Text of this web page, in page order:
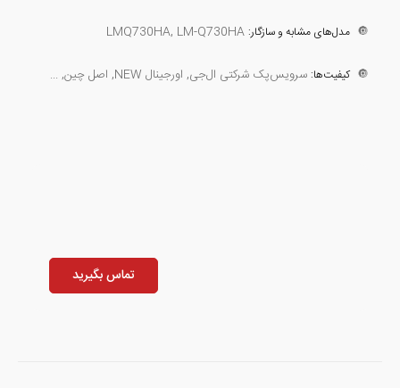
🔘 مدل‌های مشابه و سازگار: LMQ730HA, LM-Q730HA
🔘کیفیت‌ها: سرویس‌پک شرکتی ال‌جی, اورجینال NEW, اصل چین, ...
تماس بگیرید